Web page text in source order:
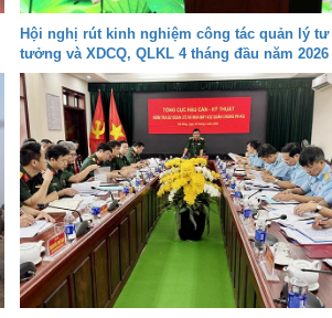
Hội nghị rút kinh nghiệm công tác quản lý tư
tưởng và XDCQ, QLKL 4 tháng đầu năm 2026